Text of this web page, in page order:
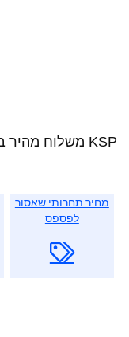
KSP משלוח מהיר בישראל
מחיר תחרותי שאסור
לפספס